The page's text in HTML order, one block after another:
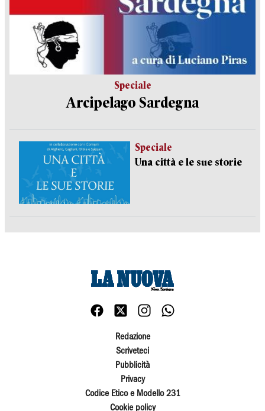
Speciale
Arcipelago Sardegna
Speciale
Una città e le sue storie
Redazione
Scriveteci
Pubblicità
Privacy
Codice Etico e Modello 231
Cookie policy